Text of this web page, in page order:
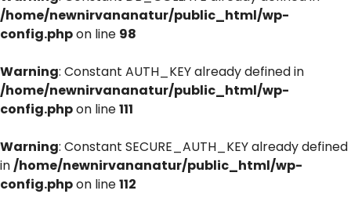
/home/newnirvananatur/public_html/wp-
config.phpon line 98
Warning: Constant AUTH_KEY already defined in
/home/newnirvananatur/public_html/wp-
config.phpon line111
Warning: Constant SECURE_AUTH_KEY already defined
in/home/newnirvananatur/public_html/wp-
config.phpon line112